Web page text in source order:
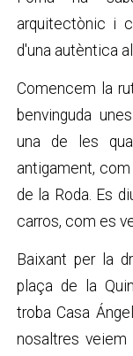
arquitectònic i
d'una autèntica
Comencem la
benvinguda
una de les
antigament,
de la Roda. Es
carros, com es
Baixant per la
plaça de la
troba Casa
nosaltres